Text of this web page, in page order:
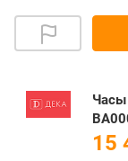
Часы
15